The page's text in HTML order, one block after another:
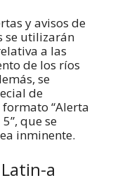
y avisos de
se utilizarán
a las
de los ríos
se
de
“Alerta
que se
inminente.
a